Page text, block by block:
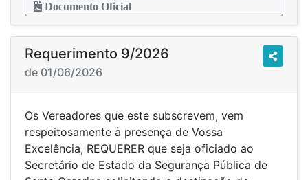
Documento Oficial
Requerimento 9/2026
de 01/06/2026
Os Vereadores que este subscrevem, vem
respeitosamente à presença de Vossa
Excelência, REQUERER que seja oficiado ao
Secretário de Estado da Segurança Pública de